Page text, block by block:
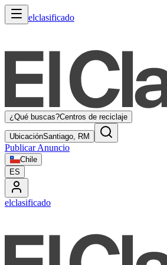
elclasificado
¿Qué buscas?Centros de reciclaje
UbicaciónSantiago, RM
Publicar Anuncio
Chile
ES
elclasificado